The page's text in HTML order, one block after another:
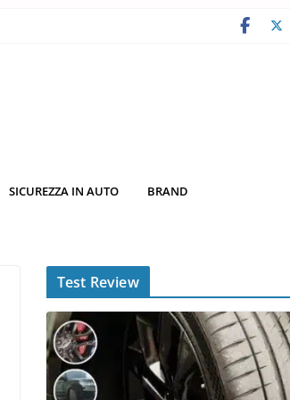
SICUREZZA IN AUTO BRAND
Test Review